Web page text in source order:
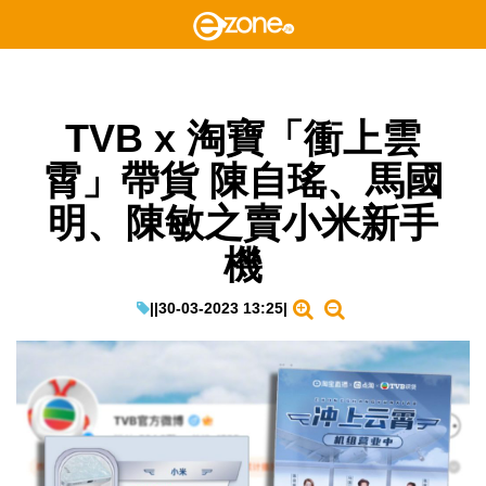
TVB x 淘寶「衝上雲
霄」帶貨 陳自瑤、馬國
明、陳敏之賣小米新手
機
||30-03-2023 13:25|